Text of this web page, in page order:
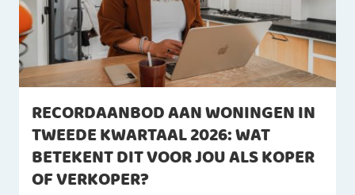
RECORDAANBOD AAN WONINGEN IN
TWEEDE KWARTAAL 2026: WAT
BETEKENT DIT VOOR JOU ALS KOPER
OF VERKOPER?